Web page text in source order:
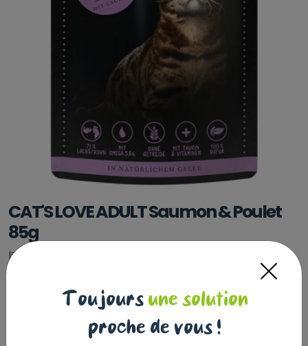
CAT'S LOVE ADULT Saumon & Poulet
85g
|Réf : 9120063681006
Lire la suite
Choisir mon magasin Sélectionner
Toujours une solution
proche de vous !